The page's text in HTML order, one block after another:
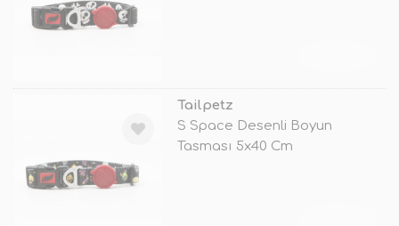
Tailpetz
S Space Desenli Boyun
Tasması 5x40 Cm